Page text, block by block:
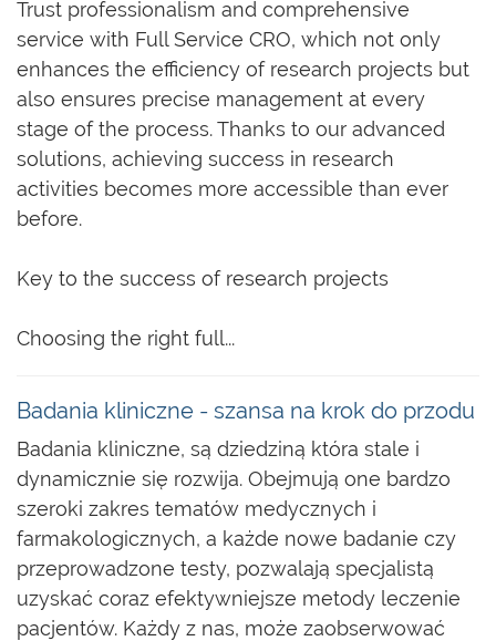
Trust professionalism and comprehensive
service with Full Service CRO, which not only
enhances the efficiency of research projects but
also ensures precise management at every
stage of the process. Thanks to our advanced
solutions, achieving success in research
activities becomes more accessible than ever
before.
Key to the success of research projects
Choosing the right full...
Badania kliniczne - szansa na krok do przodu
Badania kliniczne, są dziedziną która stale i
dynamicznie się rozwija. Obejmują one bardzo
szeroki zakres tematów medycznych i
farmakologicznych, a każde nowe badanie czy
przeprowadzone testy, pozwalają specjalistą
uzyskać coraz efektywniejsze metody leczenie
pacjentów. Każdy z nas, może zaobserwować